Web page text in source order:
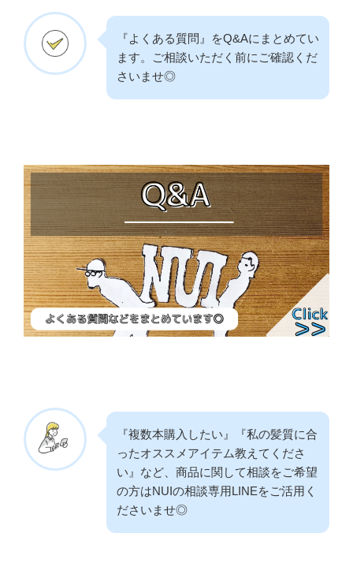
『よくある質問』をQ&Aにまとめてい
ます。ご相談いただく前にご確認くだ
さいませ◎
『複数本購入したい』『私の髪質に合
ったオススメアイテム教えてくださ
い』など、商品に関して相談をご希望
の方はNUIの相談専用LINEをご活用く
ださいませ◎